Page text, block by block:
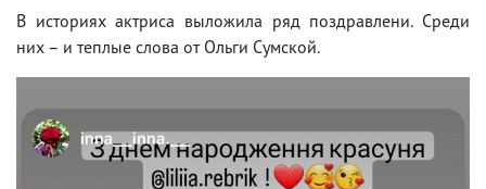
В историях актриса выложила ряд поздравлени. Среди
них – и теплые слова от Ольги Сумской.